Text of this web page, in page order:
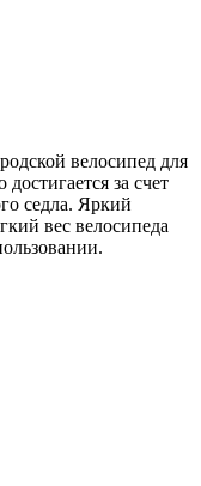
велосипед для
за счет
седла. Яркий
вес велосипеда